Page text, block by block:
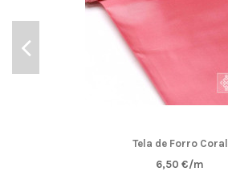
Tela de Forro Coral
6,50 €/m